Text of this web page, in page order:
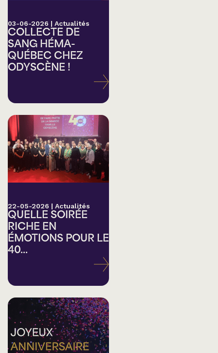
03-06-2026 | Actualités
COLLECTE DE
SANG HÉMA-
QUÉBEC CHEZ
ODYSCÈNE !
22-05-2026 | Actualités
QUELLE SOIRÉE
RICHE EN
ÉMOTIONS POUR LE
40...